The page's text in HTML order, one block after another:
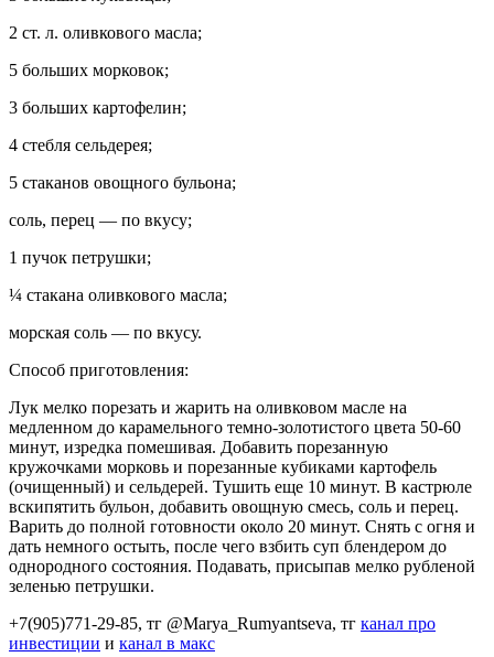
2 ст. л. оливкового масла;
5 больших морковок;
3 больших картофелин;
4 стебля сельдерея;
5 стаканов овощного бульона;
соль, перец — по вкусу;
1 пучок петрушки;
¼ стакана оливкового масла;
морская соль — по вкусу.
Способ приготовления:
Лук мелко порезать и жарить на оливковом масле на
медленном до карамельного темно-золотистого цвета 50-60
минут, изредка помешивая. Добавить порезанную
кружочками морковь и порезанные кубиками картофель
(очищенный) и сельдерей. Тушить еще 10 минут. В кастрюле
вскипятить бульон, добавить овощную смесь, соль и перец.
Варить до полной готовности около 20 минут. Снять с огня и
дать немного остыть, после чего взбить суп блендером до
однородного состояния. Подавать, присыпав мелко рубленой
зеленью петрушки.
+7(905)771-29-85, тг @Marya_Rumyantseva, тг канал про
инвестиции и канал в макс